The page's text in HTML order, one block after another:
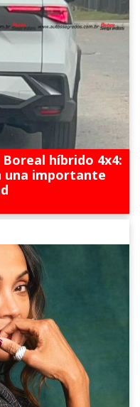
híbrido 4x4:
una importante